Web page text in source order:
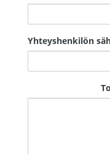
Yhteyshenkilön